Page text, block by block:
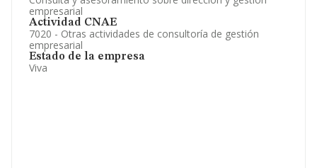
empresarial
Actividad CNAE
7020 - Otras actividades de consultoría de gestión
empresarial
Estado de la empresa
Viva